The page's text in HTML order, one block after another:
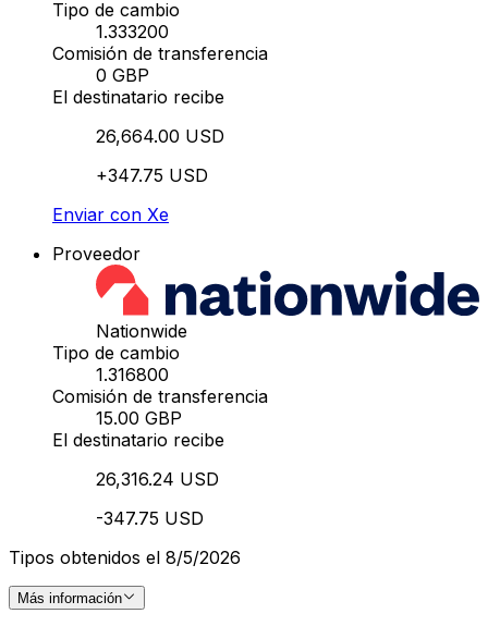
Tipo de cambio
1.333200
Comisión de transferencia
0 GBP
El destinatario recibe
26,664.00 USD
+347.75 USD
Enviar con Xe
Proveedor
Nationwide
Tipo de cambio
1.316800
Comisión de transferencia
15.00 GBP
El destinatario recibe
26,316.24 USD
-347.75 USD
Tipos obtenidos el 8/5/2026
Más información